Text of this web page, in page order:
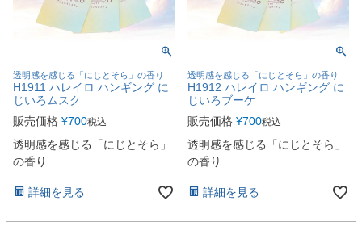
透明感を感じる「にじとそら」の香り
H1911 ハレイロ ハンギング に
じいろムスク
販売価格 ¥700税込
透明感を感じる「にじとそら」
の香り
詳細を見る
透明感を感じる「にじとそら」の香り
H1912 ハレイロ ハンギング に
じいろブーケ
販売価格 ¥700税込
透明感を感じる「にじとそら」
の香り
詳細を見る